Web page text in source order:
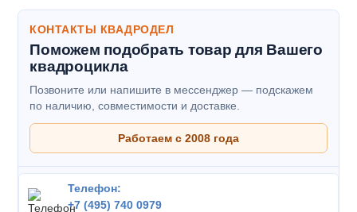
КОНТАКТЫ КВАДРОДЕЛ
Поможем подобрать товар для Вашего
квадроцикла
Позвоните или напишите в мессенджер — подскажем
по наличию, совместимости и доставке.
Работаем с 2008 года
Телефон:
+7 (495) 740 0979